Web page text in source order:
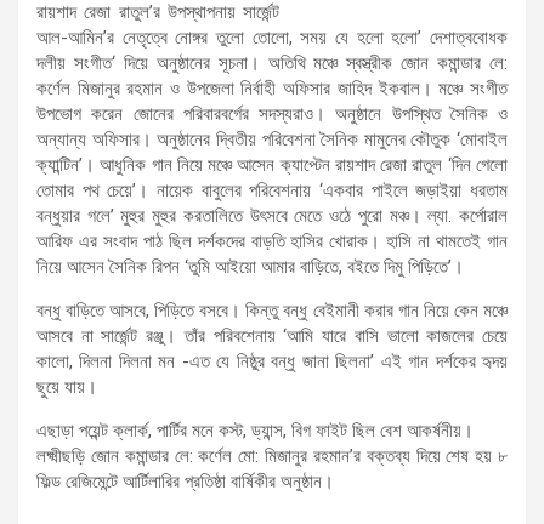
রায়শাদ রেজা রাতুল’র উপস্থাপনায় সার্জেন্ট
আল-আমিন’র নেতৃত্বে নোঙ্গর তুলো তোলো, সময় যে হলো হলো’ দেশাত্ববোধক
দলীয় সংগীত‘ দিয়ে অনুষ্ঠানের সূচনা। অতিথি মঞ্চে স্বস্ত্রীক জোন কমান্ডার লে:
কর্ণেল মিজানুর রহমান ও উপজেলা নির্বাহী অফিসার জাহিদ ইকবাল। মঞ্চে সংগীত
উপভোগ করেন জোনের পরিবারবর্গের সদস্যরাও। অনুষ্ঠানে উপস্থিত সৈনিক ও
অন্যান্য অফিসার। অনুষ্ঠানের দ্বিতীয় পরিবেশনা সৈনিক মামুনের কৌতুক ‘মোবাইল
ক্যান্টিন’। আধুনিক গান নিয়ে মঞ্চে আসেন ক্যাপ্টেন রায়শাদ রেজা রাতুল ‘দিন গেলো
তোমার পথ চেয়ে’। নায়েক বাবুলের পরিবেশনায় ‘একবার পাইলে জড়াইয়া ধরতাম
বন্ধুয়ার গলে’ মুহুর মুহুর করতালিতে উৎসবে মেতে ওঠে পুরো মঞ্চ। ল্যা. কর্পোরাল
আরিফ এর সংবাদ পাঠ ছিল দর্শকদের বাড়তি হাসির খোরাক। হাসি না থামতেই গান
নিয়ে আসেন সৈনিক রিপন ‘তুমি আইয়ো আমার বাড়িতে, বইতে দিমু পিড়িতে’।
বন্ধু বাড়িতে আসবে, পিড়িতে বসবে। কিন্তু বন্ধু বেইমানী করার গান নিয়ে কেন মঞ্চে
আসবে না সার্জেন্ট রঞ্জু। তাঁর পরিবশেনায় ‘আমি যারে বাসি ভালো কাজলের চেয়ে
কালো, দিলনা দিলনা মন -এত যে নিষ্ঠুর বন্ধু জানা ছিলনা’ এই গান দর্শকের হৃদয়
ছুয়ে যায়।
এছাড়া পয়েন্ট ক্লার্ক, পার্টির মনে কস্ট, ড্যান্স, বিগ ফাইট ছিল বেশ আকর্ষনীয়।
লক্ষ্মীছড়ি জোন কমান্ডার লে: কর্ণেল মো: মিজানুর রহমান’র বক্তব্য দিয়ে শেষ হয় ৮
ফিল্ড রেজিমেন্টে আর্টিলারির প্রতিষ্ঠা বার্ষিকীর অনুষ্ঠান।